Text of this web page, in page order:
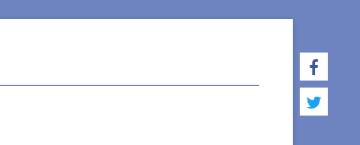
Navigation
überspringen